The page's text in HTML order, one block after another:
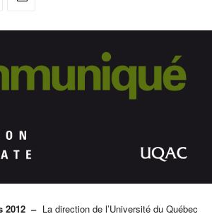
2012 –La direction de l’Université du Québec